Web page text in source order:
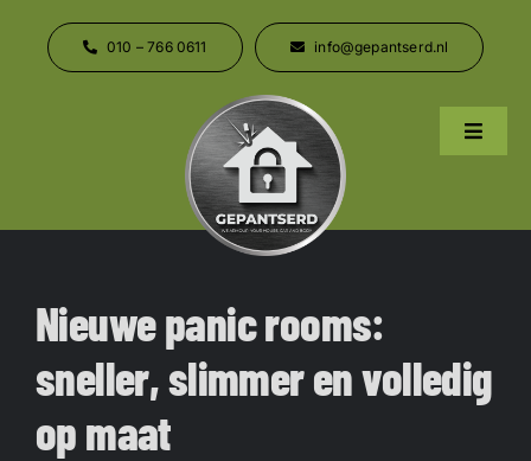
010 – 766 0611 info@gepantserd.nl
Toggle
Contact
Nieuwe panic rooms:
sneller, slimmer en volledig
op maat